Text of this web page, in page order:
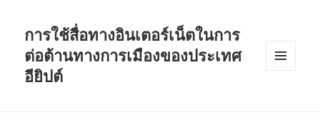
การใช้สื่อทางอินเตอร์เน็ตในการ
ต่อต้านทางการเมืองของประเทศ
อียิปต์